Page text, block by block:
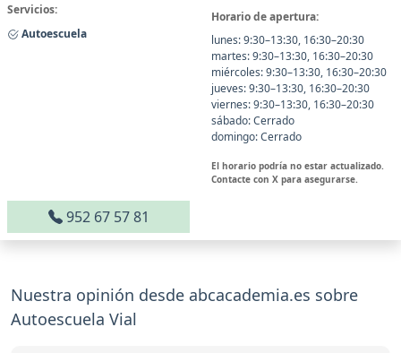
Servicios:
Autoescuela
Horario de apertura:
lunes: 9:30–13:30, 16:30–20:30
martes: 9:30–13:30, 16:30–20:30
miércoles: 9:30–13:30, 16:30–20:30
jueves: 9:30–13:30, 16:30–20:30
viernes: 9:30–13:30, 16:30–20:30
sábado: Cerrado
domingo: Cerrado
El horario podría no estar actualizado.
Contacte con X para asegurarse.
952 67 57 81
Nuestra opinión desde abcacademia.es sobre
Autoescuela Vial